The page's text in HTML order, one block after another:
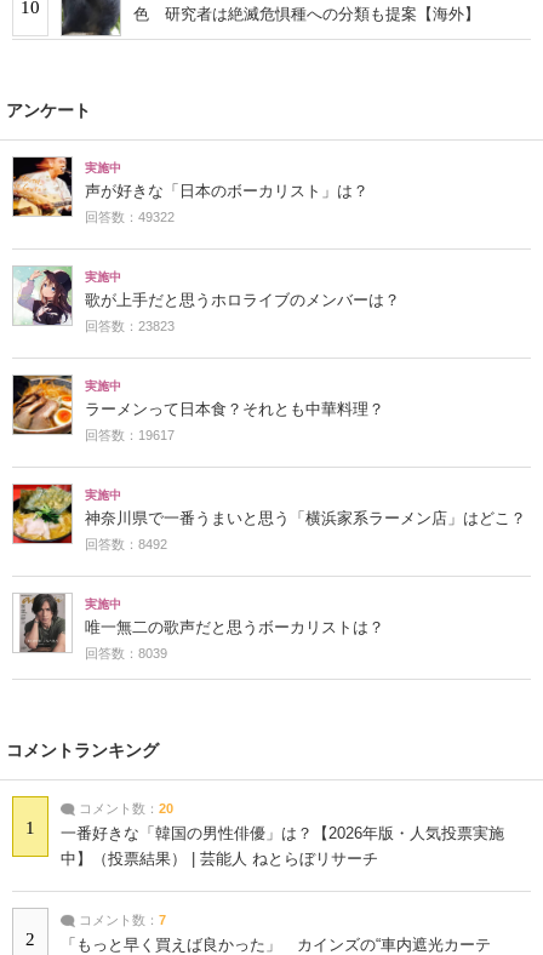
10 色 研究者は絶滅危惧種への分類も提案【海外】
アンケート
実施中
声が好きな「日本のボーカリスト」は？
回答数：49322
実施中
歌が上手だと思うホロライブのメンバーは？
回答数：23823
実施中
ラーメンって日本食？それとも中華料理？
回答数：19617
実施中
神奈川県で一番うまいと思う「横浜家系ラーメン店」はどこ？
回答数：8492
実施中
唯一無二の歌声だと思うボーカリストは？
回答数：8039
コメントランキング
1
コメント数： 20
一番好きな「韓国の男性俳優」は？【2026年版・人気投票実施
中】（投票結果） | 芸能人 ねとらぼリサーチ
2
コメント数： 7
「もっと早く買えば良かった」 カインズの“車内遮光カーテ